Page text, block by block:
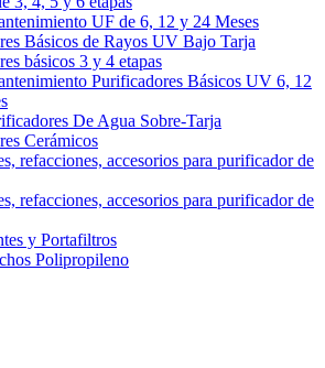
UF de 6, 12 y 24 Meses
Básicos de Rayos UV Bajo Tarja
básicos 3 y 4 etapas
Purificadores Básicos UV 6, 12
De Agua Sobre-Tarja
Cerámicos
refacciones, accesorios para purificador de
refacciones, accesorios para purificador de
y Portafiltros
Polipropileno